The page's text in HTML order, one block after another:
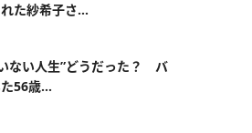
た紗希子さ...
ない人生”どうだった？ バ
56歳...